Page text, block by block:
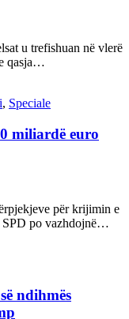
u trefishuan në vlerë
qasja…
, Speciale
miliardë euro
për krijimin e
SPD po vazhdojnë…
ndihmës